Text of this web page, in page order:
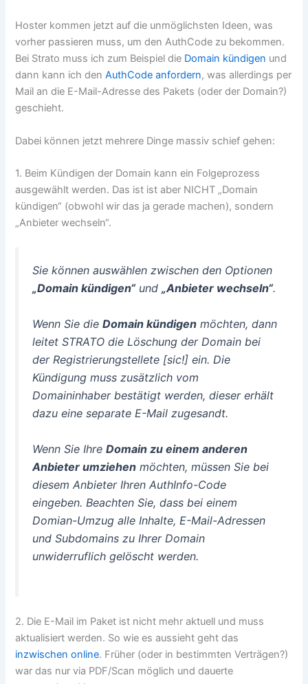
Hoster kommen jetzt auf die unmöglichsten Ideen, was
vorher passieren muss, um den AuthCode zu bekommen.
Bei Strato muss ich zum Beispiel die Domain kündigen und
dann kann ich denAuthCode anfordern, was allerdings per
Mail an die E-Mail-Adresse des Pakets (oder der Domain?)
geschieht.
Dabei können jetzt mehrere Dinge massiv schief gehen:
1. Beim Kündigen der Domain kann ein Folgeprozess
ausgewählt werden. Das ist ist aber NICHT „Domain
kündigen“ (obwohl wir das ja gerade machen), sondern
„Anbieter wechseln“.
Sie können auswählen zwischen den Optionen
„Domain kündigen“und„Anbieter wechseln“.
Wenn Sie dieDomain kündigen möchten, dann
leitet STRATO die Löschung der Domain bei
der Registrierungstellete [sic!] ein. Die
Kündigung muss zusätzlich vom
Domaininhaber bestätigt werden, dieser erhält
dazu eine separate E-Mail zugesandt.
Wenn Sie IhreDomain zu einem anderen
Anbieter umziehen möchten, müssen Sie bei
diesem Anbieter Ihren AuthInfo-Code
eingeben. Beachten Sie, dass bei einem
Domian-Umzug alle Inhalte, E-Mail-Adressen
und Subdomains zu Ihrer Domain
unwiderruflich gelöscht werden.
2. Die E-Mail im Paket ist nicht mehr aktuell und muss
aktualisiert werden. So wie es aussieht geht das
inzwischen online. Früher (oder in bestimmten Verträgen?)
war das nur via PDF/Scan möglich und dauerte